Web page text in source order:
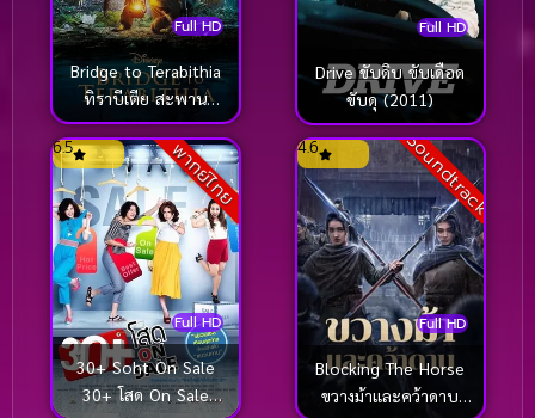
Full HD
Bridge to Terabithia
ทิราบีเตีย สะพาน
มหัศจรรย์ (2007)
Full HD
Drive ขับดิบ ขับเดือด
ขับดุ (2011)
พากย์ไทย
Full HD
6.5
30+ Soht On Sale
30+ โสด On Sale
Soundtrack
Full HD
4.6
Blocking The Horse
ขวางม้าและคว้าดาบ